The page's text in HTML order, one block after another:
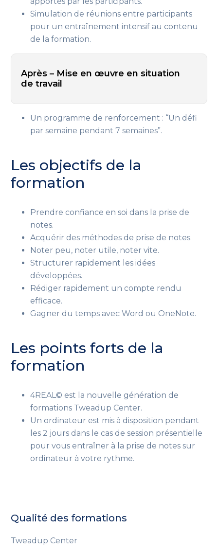
Simulation de réunions entre participants
pour un entraînement intensif au contenu
de la formation.
Après – Mise en œuvre en situation
de travail
Un programme de renforcement : “Un défi
par semaine pendant 7 semaines”.
Les objectifs de la
formation
Prendre confiance en soi dans la prise de
notes.
Acquérir des méthodes de prise de notes.
Noter peu, noter utile, noter vite.
Structurer rapidement les idées
développées.
Rédiger rapidement un compte rendu
efficace.
Gagner du temps avec Word ou OneNote.
Les points forts de la
formation
4REAL© est la nouvelle génération de
formations Tweadup Center.
Un ordinateur est mis à disposition pendant
les 2 jours dans le cas de session présentielle
pour vous entraîner à la prise de notes sur
ordinateur à votre rythme.
Qualité des formations
Tweadup Center